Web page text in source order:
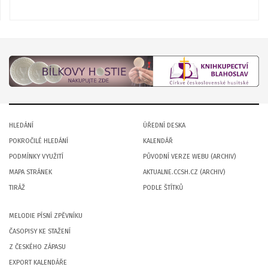
HLEDÁNÍ
POKROČILÉ HLEDÁNÍ
PODMÍNKY VYUŽITÍ
MAPA STRÁNEK
TIRÁŽ
ÚŘEDNÍ DESKA
KALENDÁŘ
PŮVODNÍ VERZE WEBU (ARCHIV)
AKTUALNE.CCSH.CZ (ARCHIV)
PODLE ŠTÍTKŮ
MELODIE PÍSNÍ ZPĚVNÍKU
ČASOPISY KE STAŽENÍ
Z ČESKÉHO ZÁPASU
EXPORT KALENDÁŘE